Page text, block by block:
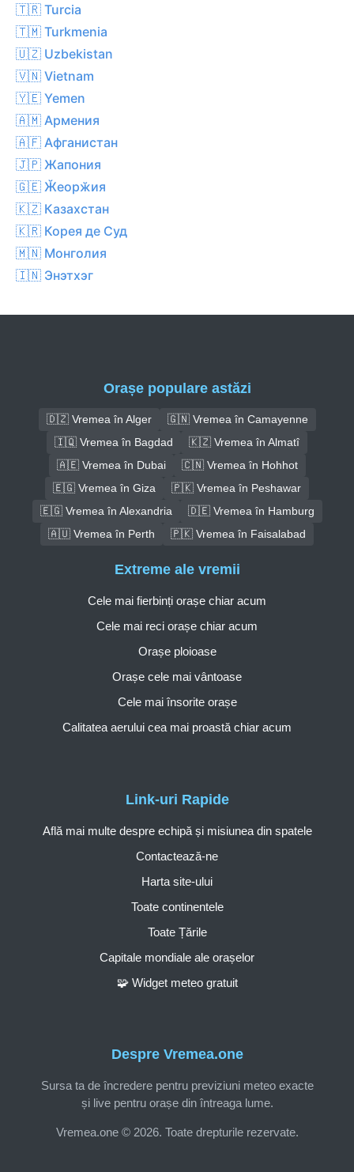
🇹🇷 Turcia
🇹🇲 Turkmenia
🇺🇿 Uzbekistan
🇻🇳 Vietnam
🇾🇪 Yemen
🇦🇲 Армения
🇦🇫 Афганистан
🇯🇵 Жапония
🇬🇪 Ӂеорӂия
🇰🇿 Казахстан
🇰🇷 Корея де Суд
🇲🇳 Монголия
🇮🇳 Энэтхэг
Orașe populare astăzi
🇩🇿 Vremea în Alger
🇬🇳 Vremea în Camayenne
🇮🇶 Vremea în Bagdad
🇰🇿 Vremea în Almatî
🇦🇪 Vremea în Dubai
🇨🇳 Vremea în Hohhot
🇪🇬 Vremea în Giza
🇵🇰 Vremea în Peshawar
🇪🇬 Vremea în Alexandria
🇩🇪 Vremea în Hamburg
🇦🇺 Vremea în Perth
🇵🇰 Vremea în Faisalabad
Despre Vremea.one
Sursa ta de încredere pentru previziuni meteo exacte
și live pentru orașe din întreaga lume.
Vremea.one © 2026. Toate drepturile rezervate.
Link-uri Rapide
Află mai multe despre echipă și misiunea din spatele
Contactează-ne
Harta site-ului
Toate continentele
Toate Țările
Capitale mondiale ale orașelor
🧩 Widget meteo gratuit
Extreme ale vremii
Cele mai fierbinți orașe chiar acum
Cele mai reci orașe chiar acum
Orașe ploioase
Orașe cele mai vântoase
Cele mai însorite orașe
Calitatea aerului cea mai proastă chiar acum